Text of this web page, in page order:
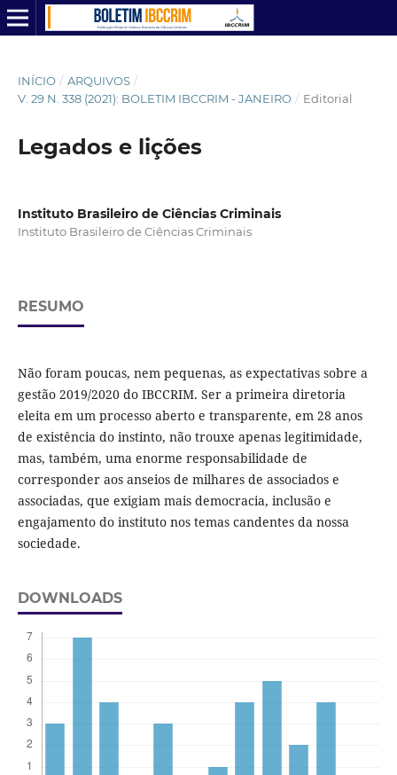
INÍCIO / ARQUIVOS /
V. 29 N. 338 (2021): BOLETIM IBCCRIM - JANEIRO / Editorial
Legados e lições
Instituto Brasileiro de Ciências Criminais
Instituto Brasileiro de Ciências Criminais
RESUMO
Não foram poucas, nem pequenas, as expectativas sobre a
gestão 2019/2020 do IBCCRIM. Ser a primeira diretoria
eleita em um processo aberto e transparente, em 28 anos
de existência do instinto, não trouxe apenas legitimidade,
mas, também, uma enorme responsabilidade de
corresponder aos anseios de milhares de associados e
associadas, que exigiam mais democracia, inclusão e
engajamento do instituto nos temas candentes da nossa
sociedade.
DOWNLOADS